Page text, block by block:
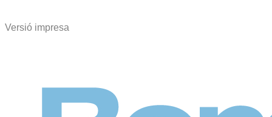
Versió impresa